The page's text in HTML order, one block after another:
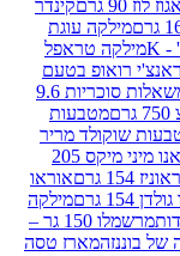
קינדר
עוגת
בטעם
מנורת 3 המשאלות סוכריות 9.6
מריר
קינדר בואנו מיני מיקס 205
אוראו
מילקה
מרשמלו 150 גר –
טסה